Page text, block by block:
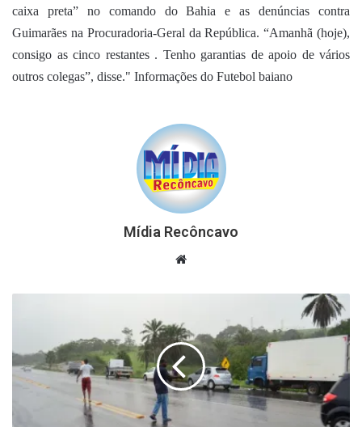
caixa preta” no comando do Bahia e as denúncias contra
Guimarães na Procuradoria-Geral da República. “Amanhã (hoje),
consigo as cinco restantes . Tenho garantias de apoio de vários
outros colegas”, disse." Informações do Futebol baiano
Mídia Recôncavo
Website